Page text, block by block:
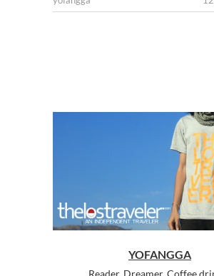
YOFANGGA
Reader, Dreamer, Coffee